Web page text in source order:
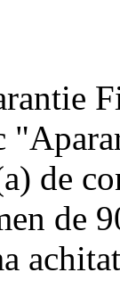
de
de